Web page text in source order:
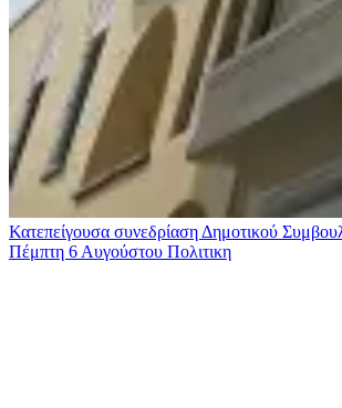
Κατεπείγουσα συνεδρίαση Δημοτικού
Πέμπτη 6 Αυγούστου Πολιτικη